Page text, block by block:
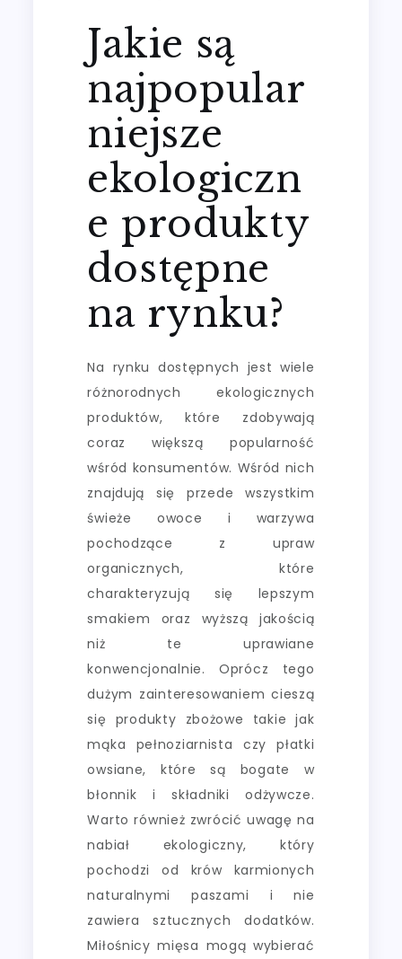
Jakie są
najpopular
niejsze
ekologiczn
e produkty
dostępne
na rynku?
Na rynku dostępnych jest wiele
różnorodnych ekologicznych
produktów, które zdobywają
coraz większą popularność
wśród konsumentów. Wśród nich
znajdują się przede wszystkim
świeże owoce i warzywa
pochodzące z upraw
organicznych, które
charakteryzują się lepszym
smakiem oraz wyższą jakością
niż te uprawiane
konwencjonalnie. Oprócz tego
dużym zainteresowaniem cieszą
się produkty zbożowe takie jak
mąka pełnoziarnista czy płatki
owsiane, które są bogate w
błonnik i składniki odżywcze.
Warto również zwrócić uwagę na
nabiał ekologiczny, który
pochodzi od krów karmionych
naturalnymi paszami i nie
zawiera sztucznych dodatków.
Miłośnicy mięsa mogą wybierać